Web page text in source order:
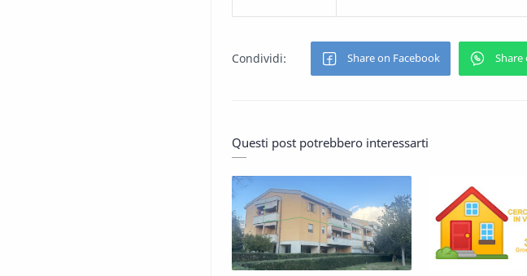
Questi post potrebbero interessarti